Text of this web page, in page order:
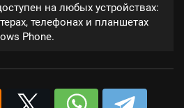
на любых устройствах:
телефонах и планшетах
Phone.